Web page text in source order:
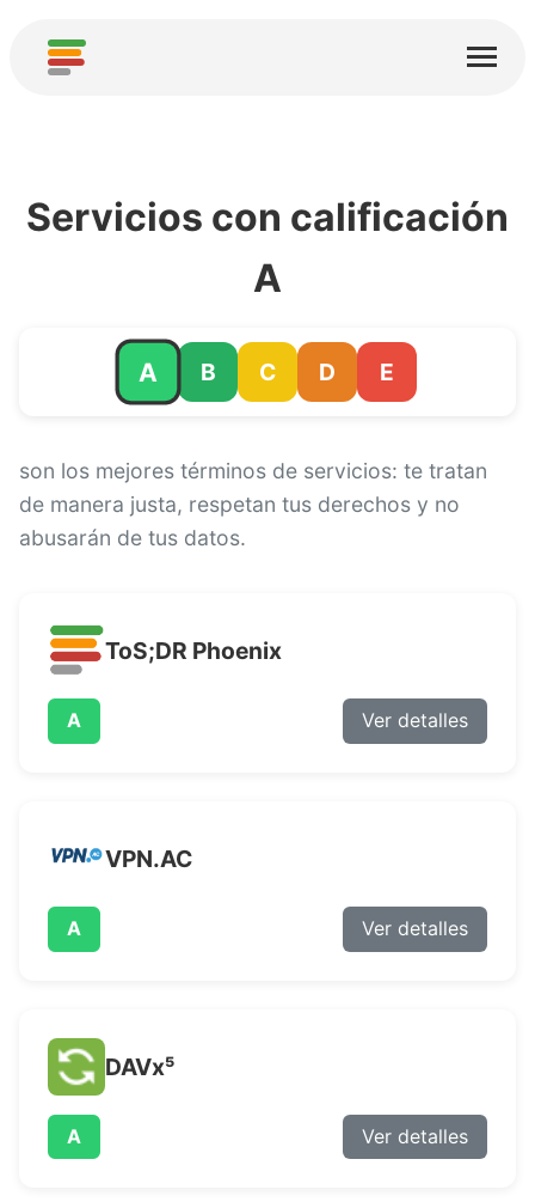
Acerca de
Agradecimientos
Contribuir
Contribuir Análisis
Agregar nuevo Servicio
Tablero de control
Servicios con calificación
A
A B C D E
son los mejores términos de servicios: te tratan
de manera justa, respetan tus derechos y no
abusarán de tus datos.
ToS;DR Phoenix
A Ver detalles
VPN.AC
A Ver detalles
DAVx⁵
A Ver detalles